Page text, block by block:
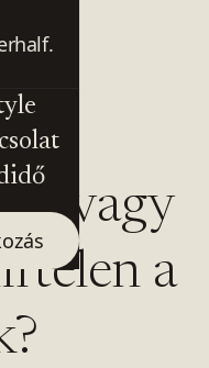
avagy
a